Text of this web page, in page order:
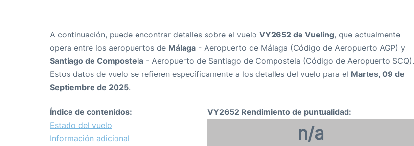
A continuación, puede encontrar detalles sobre el vuelo VY2652 de Vueling, que actualmente
opera entre los aeropuertos de Málaga - Aeropuerto de Málaga (Código de Aeropuerto AGP) y
Santiago de Compostela - Aeropuerto de Santiago de Compostela (Código de Aeropuerto SCQ).
Estos datos de vuelo se refieren específicamente a los detalles del vuelo para el Martes, 09 de
Septiembre de 2025.
Índice de contenidos:
Estado del vuelo
Información adicional
VY2652 Rendimiento de puntualidad:
n/a